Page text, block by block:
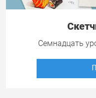
Семнадцать